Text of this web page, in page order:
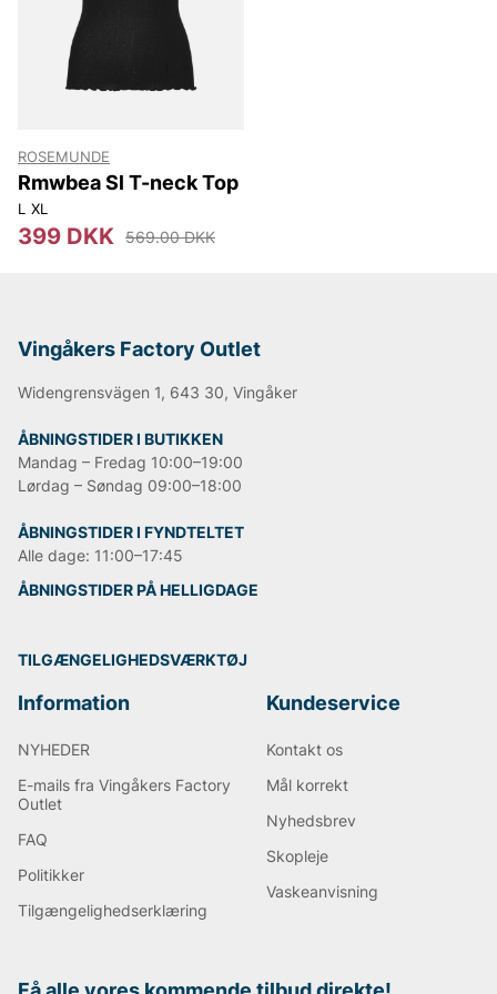
garderobe med feminint tøj, der aldrig går af mode.
ROSEMUNDE
Rmwbea Sl T-neck Top
L XL
399 DKK 569.00 DKK
Vingåkers Factory Outlet
Widengrensvägen 1, 643 30, Vingåker
ÅBNINGSTIDER I BUTIKKEN
Mandag – Fredag 10:00–19:00
Lørdag – Søndag 09:00–18:00
ÅBNINGSTIDER I FYNDTELTET
Alle dage: 11:00–17:45
ÅBNINGSTIDER PÅ HELLIGDAGE
TILGÆNGELIGHEDSVÆRKTØJ
Information
NYHEDER
E-mails fra Vingåkers Factory
Outlet
FAQ
Politikker
Tilgængelighedserklæring
Kundeservice
Kontakt os
Mål korrekt
Nyhedsbrev
Skopleje
Vaskeanvisning